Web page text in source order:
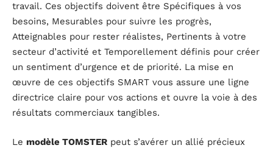
travail. Ces objectifs doivent être Spécifiques à vos
besoins, Mesurables pour suivre les progrès,
Atteignables pour rester réalistes, Pertinents à votre
secteur d’activité et Temporellement définis pour créer
un sentiment d’urgence et de priorité. La mise en
œuvre de ces objectifs SMART vous assure une ligne
directrice claire pour vos actions et ouvre la voie à des
résultats commerciaux tangibles.
Le modèle TOMSTER peut s’avérer un allié précieux